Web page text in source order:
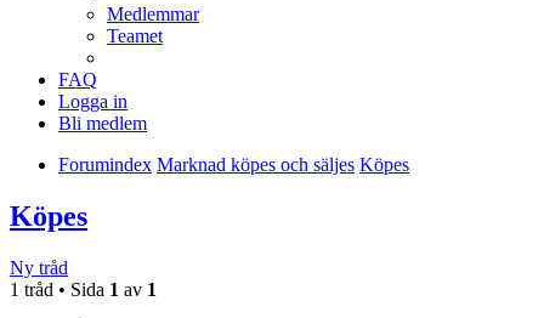
Medlemmar
Teamet
FAQ
Logga in
Bli medlem
Forumindex Marknad köpes och säljes Köpes
Köpes
Ny tråd
1 tråd • Sida 1 av 1